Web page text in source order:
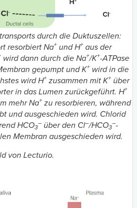
durch die Duktuszellen:
resorbiert Na+ und H+ aus der
wird dann durch die Na+/K+-ATPase
gepumpt und K+ wird in die
wird H+zusammen mit K+über
in das Lumen zurückgeführt. H+
mehr Na+ zu resorbieren, während
und ausgeschieden wird. Chlorid
HCO3
– über den Cl–/HCO3
–-
Membran ausgeschieden wird.
von Lecturio.